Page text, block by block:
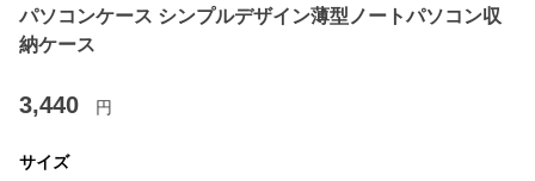
パソコンケース シンプルデザイン薄型ノートパソコン収
納ケース
3,440 円
サイズ